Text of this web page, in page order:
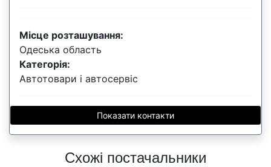
Місце розташування:
Одеська область
Категорія:
Автотовари і автосервіс
Показати контакти
Схожі постачальники